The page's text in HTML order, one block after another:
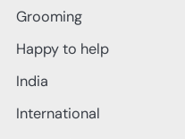
Grooming
Happy to help
India
International